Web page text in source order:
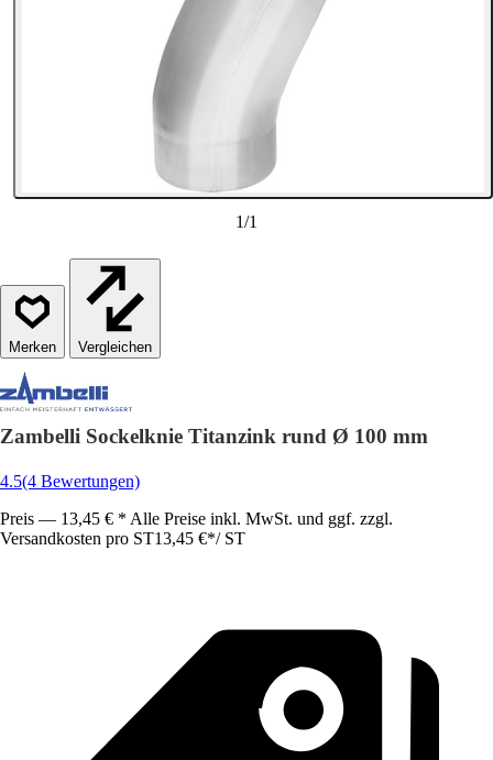
1/1
Vergleichen
Zambelli Sockelknie Titanzink rund Ø 100 mm
4.5(4 Bewertungen)
Preis — 13,45 € * Alle Preise inkl. MwSt. und ggf. zzgl.
Versandkosten pro ST13,45 €*/ ST